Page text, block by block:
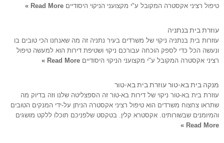
טיפול רציני אקסטרה המקובל ע"י מקצועני הניקוי היסודיים Read More »
עוזרת בית בנתניה
עוזרות בית בנתניה ניקוי של משרדים בעיר נתניה זה מה שאנחנו הכי טובים בו
ונעשה הכל כדי לספק הוכחה עבורכם ניקוי ושטיפת דירות הוא למעשה טיפול
רציני אקסטרה המקובל ע"י מקצועני הניקוי היסודיים Read More »
מנקה בית בא-טור עוזרת בית בא-טור
עוזרת בית בא-טור ניקוי של דירות בא-טור זה הספצליטה שלנו וזה בדיוק מה
שתראו צחצוח משרדים הוא טיפול רציני אקסטרה הניתן על-ידי המנקים הטובים
והמיומנים שבשורותינו. אקסטרא קלין. בטקסט שלפניכם תוכלו ללקט מושגים
Read More »